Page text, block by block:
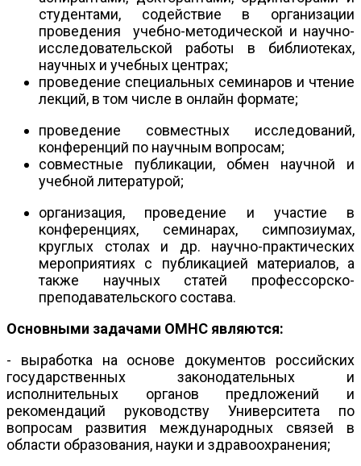
студентами, содействие в организации
проведения учебно-методической и научно-
исследовательской работы в библиотеках,
научных и учебных центрах;
проведение специальных семинаров и чтение
лекций, в том числе в онлайн формате;
проведение совместных исследований,
конференций по научным вопросам;
совместные публикации, обмен научной и
учебной литературой;
организация, проведение и участие в
конференциях, семинарах, симпозиумах,
круглых столах и др. научно-практических
мероприятиях с публикацией материалов, а
также научных статей профессорско-
преподавательского состава.
Основными задачами ОМНС являются:
- выработка на основе документов российских
государственных законодательных и
исполнительных органов предложений и
рекомендаций руководству Университета по
вопросам развития международных связей в
области образования, науки и здравоохранения;